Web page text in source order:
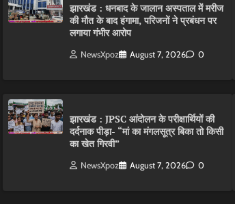
झारखंड : धनबाद के जालान अस्पताल में मरीज
की मौत के बाद हंगामा, परिजनों ने प्रबंधन पर
लगाया गंभीर आरोप
NewsXpoz August 7, 2026 0
झारखंड : JPSC आंदोलन के परीक्षार्थियों की
दर्दनाक पीड़ा- “मां का मंगलसूत्र बिका तो किसी
का खेत गिरवी”
NewsXpoz August 7, 2026 0